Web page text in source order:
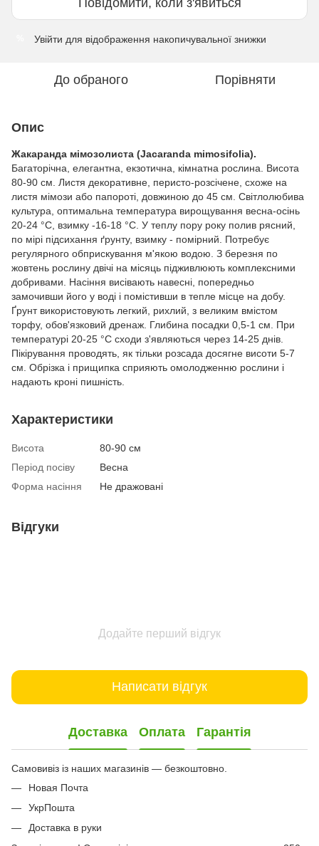
Увійти для відображення накопичувальної знижки
До обраного Порівняти
Опис
Жакаранда мімозолиста (Jacaranda mimosifolia).
Багаторічна, елегантна, екзотична, кімнатна рослина. Висота
80-90 см. Листя декоративне, перисто-розсічене, схоже на
листя мімози або папороті, довжиною до 45 см. Світлолюбива
культура, оптимальна температура вирощування весна-осінь
20-24 °С, взимку -16-18 °С. У теплу пору року полив рясний,
по мірі підсихання ґрунту, взимку - помірний. Потребує
регулярного обприскування м'якою водою. З березня по
жовтень рослину двічі на місяць підживлюють комплексними
добривами. Насіння висівають навесні, попередньо
замочивши його у воді і помістивши в тепле місце на добу.
Ґрунт використовують легкий, рихлий, з великим вмістом
торфу, обов'язковий дренаж. Глибина посадки 0,5-1 см. При
температурі 20-25 °С сходи з'являються через 14-25 днів.
Пікірування проводять, як тільки розсада досягне висоти 5-7
см. Обрізка і прищипка сприяють омолодженню рослини і
надають кроні пишність.
Характеристики
Висота
80-90 см
Період посіву
Весна
Форма насіння
Не дражовані
Відгуки
Додайте перший відгук
Написати відгук
Доставка Оплата Гарантія
Самовивіз із наших магазинів — безкоштовно.
Новая Почта
УкрПошта
Доставка в руки